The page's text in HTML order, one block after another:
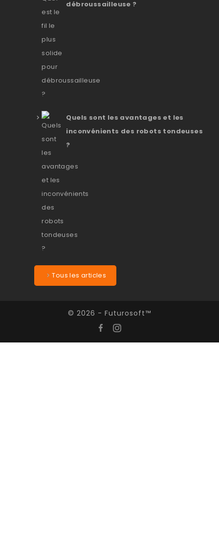
débroussailleuse ?
Quels sont les avantages et les
inconvénients des robots tondeuses
?
Tous les articles
© 2026 - Futurosoft™